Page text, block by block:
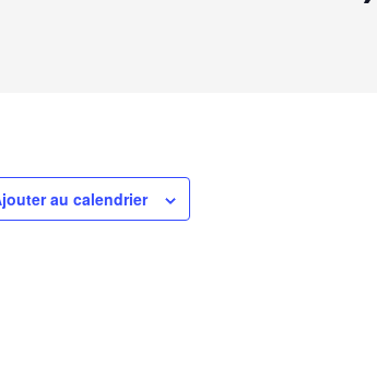
au calendrier